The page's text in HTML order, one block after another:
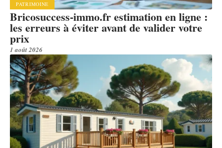
PATRIMOINE
Bricosuccess-immo.fr estimation en ligne :
les erreurs à éviter avant de valider votre
prix
1 août 2026